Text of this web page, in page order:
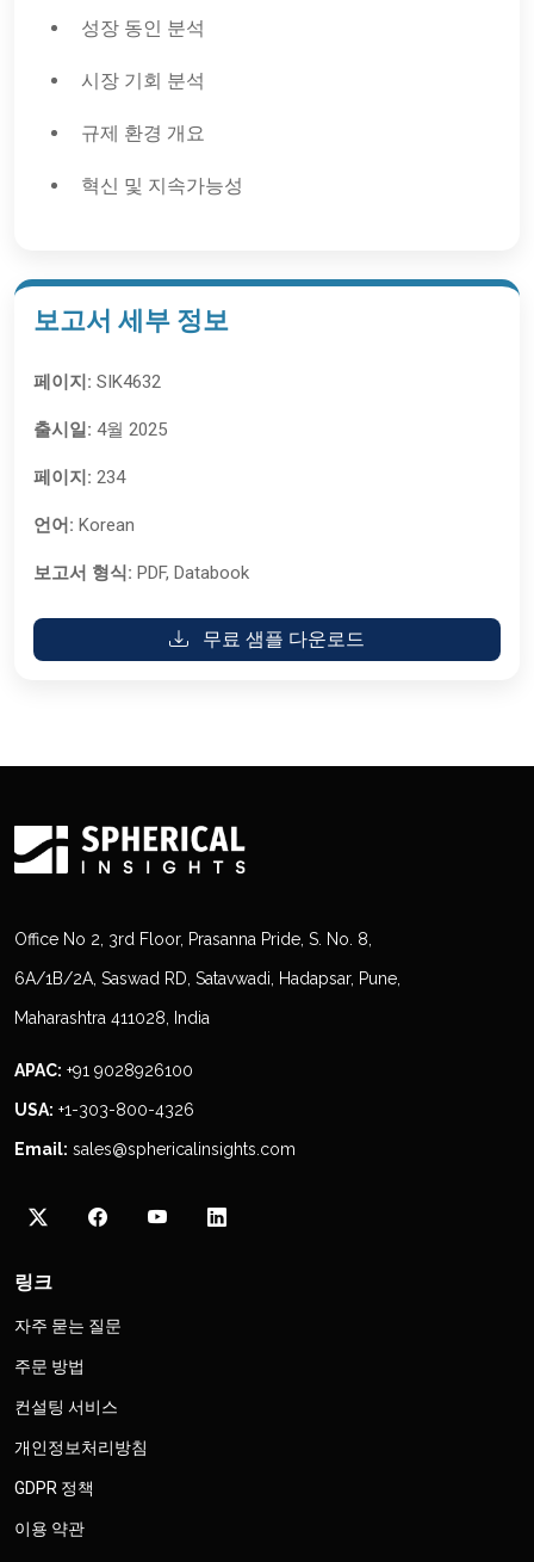
성장 동인 분석
시장 기회 분석
규제 환경 개요
혁신 및 지속가능성
보고서 세부 정보
페이지: SIK4632
출시일: 4월 2025
페이지: 234
언어: Korean
보고서 형식: PDF, Databook
무료 샘플 다운로드
Office No 2, 3rd Floor, Prasanna Pride, S. No. 8,
6A/1B/2A, Saswad RD, Satavwadi, Hadapsar, Pune,
Maharashtra 411028, India
APAC: +91 9028926100
USA: +1-303-800-4326
Email: sales@sphericalinsights.com
링크
자주 묻는 질문
주문 방법
컨설팅 서비스
개인정보처리방침
GDPR 정책
이용 약관